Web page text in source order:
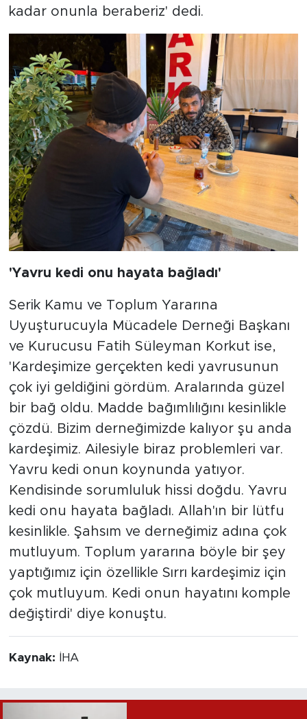
kadar onunla beraberiz' dedi.
'Yavru kedi onu hayata bağladı'
Serik Kamu ve Toplum Yararına
Uyuşturucuyla Mücadele Derneği Başkanı
ve Kurucusu Fatih Süleyman Korkut ise,
'Kardeşimize gerçekten kedi yavrusunun
çok iyi geldiğini gördüm. Aralarında güzel
bir bağ oldu. Madde bağımlılığını kesinlikle
çözdü. Bizim derneğimizde kalıyor şu anda
kardeşimiz. Ailesiyle biraz problemleri var.
Yavru kedi onun koynunda yatıyor.
Kendisinde sorumluluk hissi doğdu. Yavru
kedi onu hayata bağladı. Allah'ın bir lütfu
kesinlikle. Şahsım ve derneğimiz adına çok
mutluyum. Toplum yararına böyle bir şey
yaptığımız için özellikle Sırrı kardeşimiz için
çok mutluyum. Kedi onun hayatını komple
değiştirdi' diye konuştu.
Kaynak: İHA